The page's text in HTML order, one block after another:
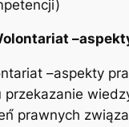
–aspekty
przekazanie
prawnych